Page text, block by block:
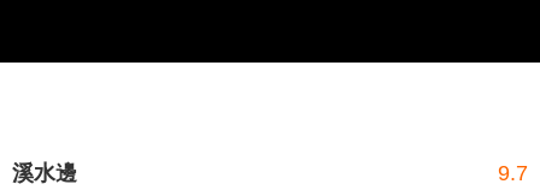
溪水邊 9.7